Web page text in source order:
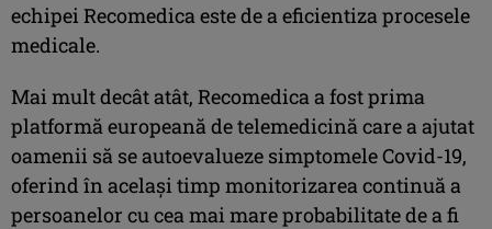
echipei Recomedica este de a eficientiza procesele
medicale.
Mai mult decât atât, Recomedica a fost prima
platformă europeană de telemedicină care a ajutat
oamenii să se autoevalueze simptomele Covid-19,
oferind în același timp monitorizarea continuă a
persoanelor cu cea mai mare probabilitate de a fi